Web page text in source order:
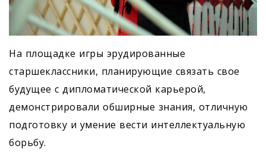
На площадке игры эрудированные
старшеклассники, планирующие связать свое
будущее с дипломатической карьерой,
демонстрировали обширные знания, отличную
подготовку и умение вести интеллектуальную
борьбу.